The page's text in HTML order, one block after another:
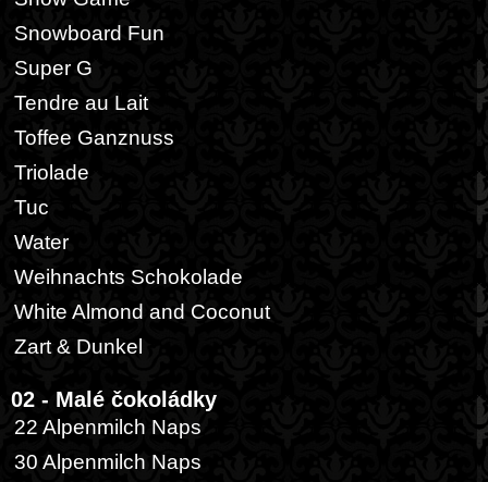
Snowboard Fun
Super G
Tendre au Lait
Toffee Ganznuss
Triolade
Tuc
Water
Weihnachts Schokolade
White Almond and Coconut
Zart & Dunkel
02 - Malé čokoládky
22 Alpenmilch Naps
30 Alpenmilch Naps